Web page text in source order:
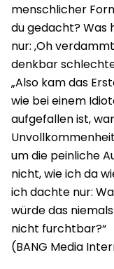
menschlicher
du gedacht? Was
nur: ‚Oh
denkbar
„Also kam das
wie bei einem
aufgefallen ist,
um die peinliche
nicht, wie ich da
ich dachte nur:
würde das
nicht furchtbar?“